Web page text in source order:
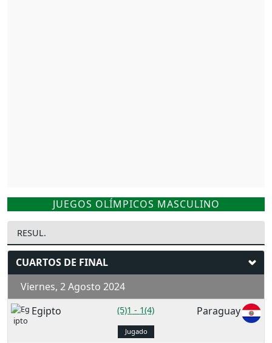
JUEGOS OLÍMPICOS MASCULINO
RESUL.
CUARTOS DE FINAL
Viernes, 2 Agosto 2024
Egipto
(5)1 - 1(4) Paraguay
Jugado